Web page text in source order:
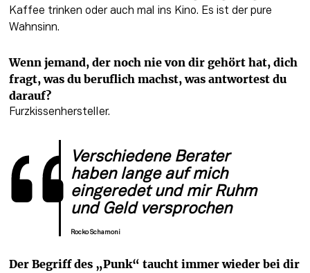
Kaffee trinken oder auch mal ins Kino. Es ist der pure
Wahnsinn.
Wenn jemand, der noch nie von dir gehört hat, dich
fragt, was du beruflich machst, was antwortest du
darauf?
Furzkissenhersteller.
Verschiedene Berater
haben lange auf mich
eingeredet und mir Ruhm
und Geld versprochen
Rocko Schamoni
Der Begriff des „Punk“ taucht immer wieder bei dir